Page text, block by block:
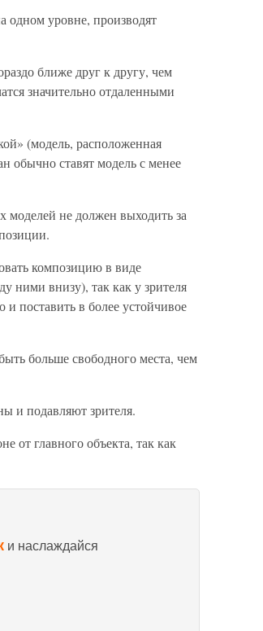
одном уровне, производят
ближе друг к другу, чем
значительно отдаленными
(модель, расположенная
обычно ставят модель с менее
моделей не должен выходить за
композицию в виде
ними внизу), так как у зрителя
и поставить в более устойчивое
больше свободного места, чем
и подавляют зрителя.
от главного объекта, так как
и наслаждайся